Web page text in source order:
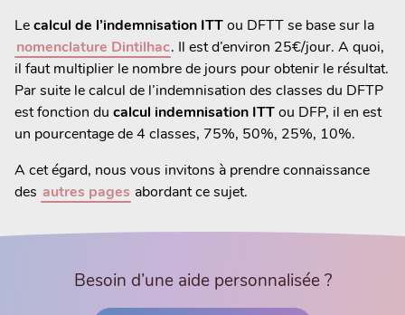
Lecalcul de l’indemnisation ITTou DFTT se base sur la
nomenclature Dintilhac. Il est d’environ 25€/jour. A quoi,
il faut multiplier le nombre de jours pour obtenir le résultat.
Par suite le calcul de l’indemnisation des classes du DFTP
est fonction du calcul indemnisation ITTou DFP, il en est
un pourcentage de 4 classes, 75%, 50%, 25%, 10%.
A cet égard, nous vous invitons à prendre connaissance
des autres pages abordant ce sujet.
Besoin d’une aide personnalisée ?